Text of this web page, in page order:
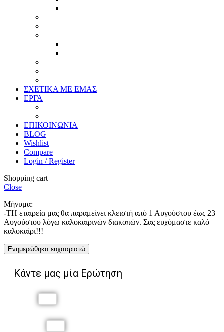
ΣΧΕΤΙΚΑ ΜΕ ΕΜΑΣ
ΕΡΓΑ
ΕΠΙΚΟΙΝΩΝΙΑ
BLOG
Wishlist
Compare
Login / Register
Shopping cart
Close
Μήνυμα:
-ΤΗ εταιρεία μας θα παραμείνει κλειστή από 1 Αυγούστου έως 23
Αυγούστου λόγω καλοκαιρινών διακοπών. Σας ευχόμαστε καλό
καλοκαίρι!!!
Ενημερώθηκα ευχασριστώ
Κάντε μας μία Ερώτηση